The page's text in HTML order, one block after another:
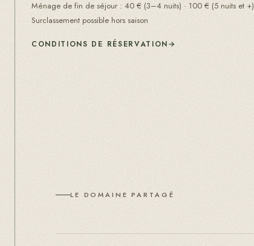
Ménage de fin de séjour: 40 € (3–4 nuits) · 100 € (5 nuits et +)
Surclassement possible hors saison
CONDITIONS DE RÉSERVATION→
LE DOMAINE PARTAGÉ